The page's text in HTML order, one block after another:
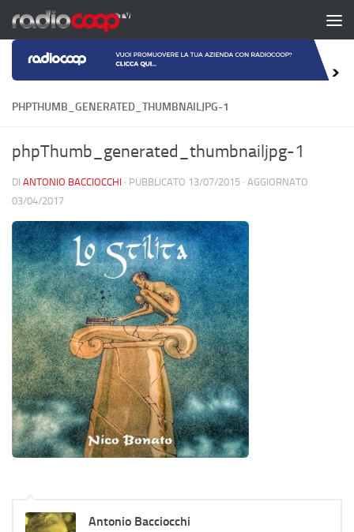
Salta al contenuto
PHPTHUMB_GENERATED_THUMBNAILJPG-1
phpThumb_generated_thumbnailjpg-1
DI ANTONIO BACCIOCCHI · PUBBLICATO 13/07/2015 · AGGIORNATO
03/04/2017
Antonio Bacciocchi